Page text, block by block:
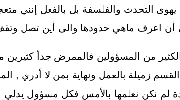
التحدث والفلسفة بل بالفعل إنني
أن اعرف ماهي حدودها والى أين تصل
من المسؤولين فالممرض جداً كثيرين
زميلة بالعمل ونهاية بمن لا أدري ,
نكن نعلمها بالأمس فكل مسؤول يدلي